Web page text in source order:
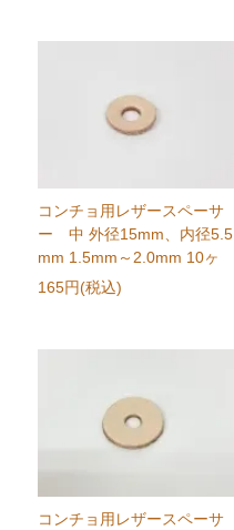
コンチョ用レザースペーサ
ー 中 外径15mm、内径5.5
mm 1.5mm～2.0mm 10ヶ
165円(税込)
コンチョ用レザースペーサ